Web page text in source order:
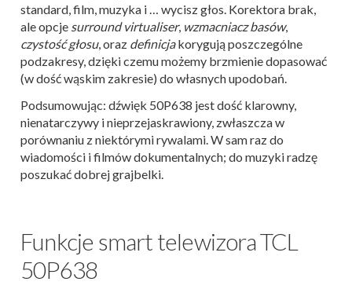
standard, film, muzyka i … wycisz głos. Korektora brak,
ale opcje surround virtualiser, wzmacniacz basów,
czystość głosu, oraz definicjakorygują poszczególne
podzakresy, dzięki czemu możemy brzmienie dopasować
(w dość wąskim zakresie) do własnych upodobań.
Podsumowując: dźwięk 50P638 jest dość klarowny,
nienatarczywy i nieprzejaskrawiony, zwłaszcza w
porównaniu z niektórymi rywalami. W sam raz do
wiadomości i filmów dokumentalnych; do muzyki radzę
poszukać dobrej grajbelki.
Funkcje smart telewizora TCL
50P638